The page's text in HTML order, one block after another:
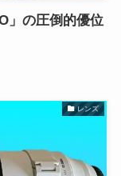
」の圧倒的優位
レンズ